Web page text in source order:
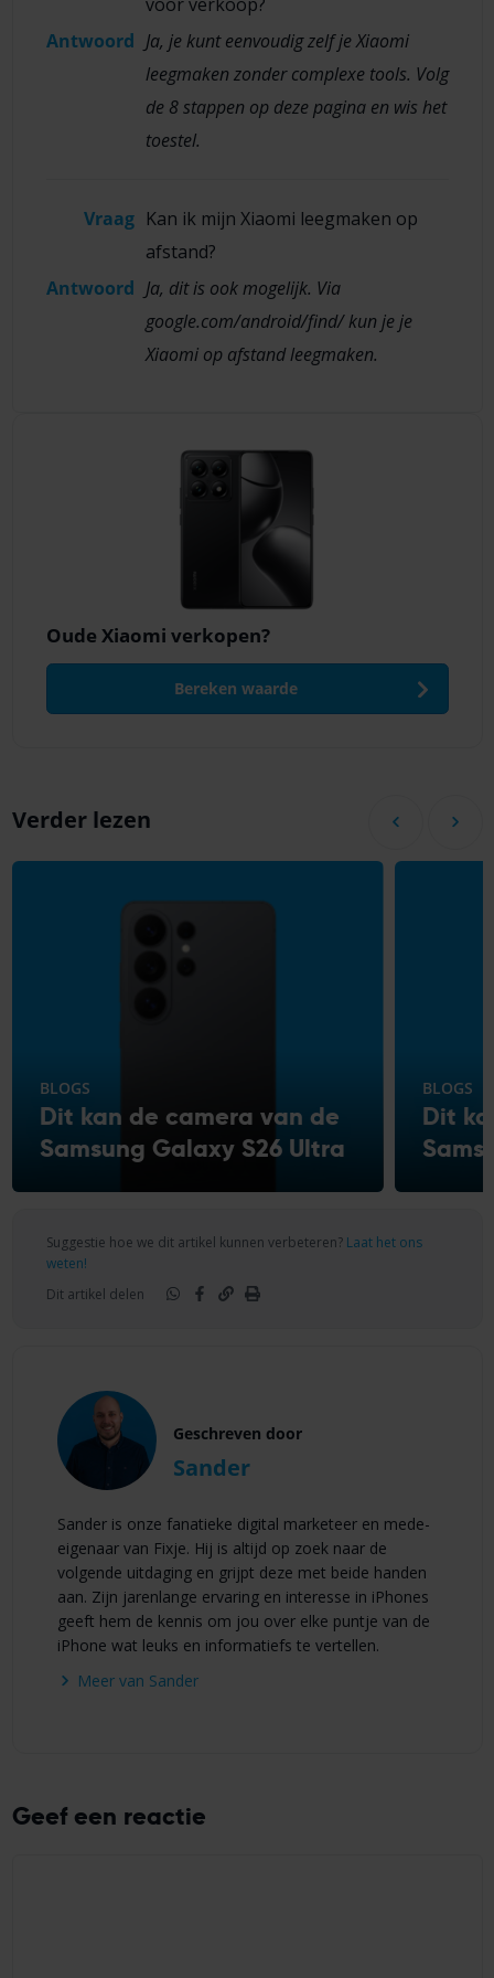
Antwoord Ja, je kunt eenvoudig zelf je Xiaomi
leegmaken zonder complexe tools. Volg
de 8 stappen op deze pagina en wis het
toestel.
Vraag Kan ik mijn Xiaomi leegmaken op
afstand?
Antwoord Ja, dit is ook mogelijk. Via
google.com/android/find/ kun je je
Xiaomi op afstand leegmaken.
Oude Xiaomi verkopen?
Bereken waarde
Verder lezen
BLOGS
Dit kan de camera van de
Samsung Galaxy S26 Ultra
BLOGS
Dit
Suggestie hoe we dit artikel kunnen verbeteren? Laat het ons
weten!
Dit artikel delen
Geschreven door
Sander
Sander is onze fanatieke digital marketeer en mede-
eigenaar van Fixje. Hij is altijd op zoek naar de
volgende uitdaging en grijpt deze met beide handen
aan. Zijn jarenlange ervaring en interesse in iPhones
geeft hem de kennis om jou over elke puntje van de
iPhone wat leuks en informatiefs te vertellen.
Meer van Sander
Geef een reactie